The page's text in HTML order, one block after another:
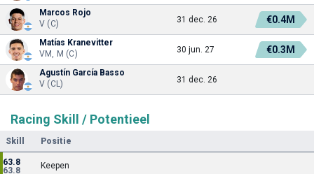
Marcos Rojo
V (C)
31 dec. 26 €0.4M
Matías Kranevitter
VM, M (C)
30 jun. 27 €0.3M
Agustín García Basso
V (CL)
31 dec. 26
Racing Skill / Potentieel
Skill Positie
63.8
63.8
Keepen